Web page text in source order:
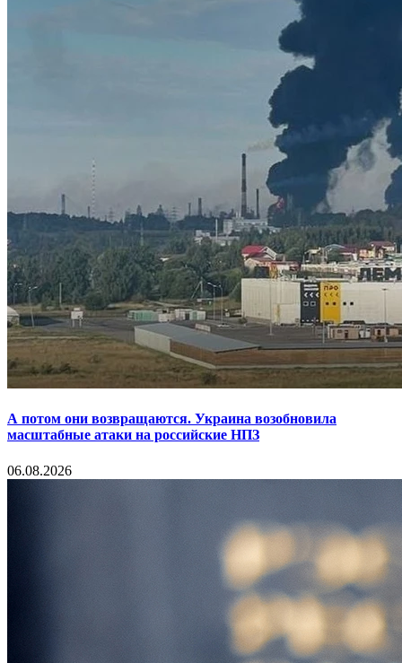
А потом они возвращаются. Украина возобновила
масштабные атаки на российские НПЗ
06.08.2026